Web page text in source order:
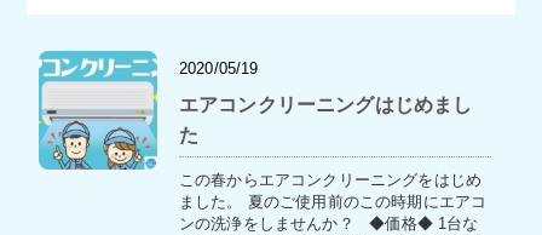
2020/05/19
エアコンクリーニングはじめまし
た
この春からエアコンクリーニングをはじめ
ました。 夏のご使用前のこの時期にエアコ
ンの洗浄をしませんか？ ◆価格◆ 1台な